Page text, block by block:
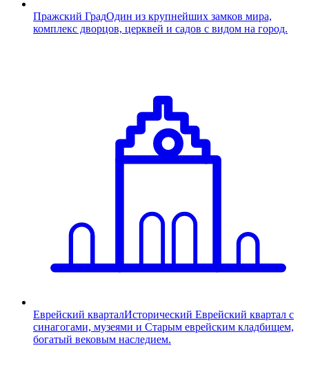
Пражский ГрадОдин из крупнейших замков мира,
комплекс дворцов, церквей и садов с видом на город.
Еврейский кварталИсторический Еврейский квартал с
синагогами, музеями и Старым еврейским кладбищем,
богатый вековым наследием.